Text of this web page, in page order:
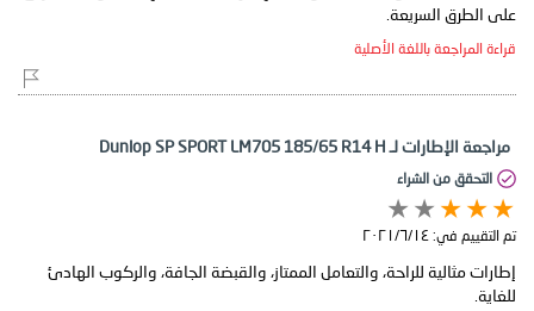
على الطرق السريعة.
قراءة المراجعة باللغة الأصلية
مراجعة الإطارات لـ Dunlop SP SPORT LM705 185/65 R14 H
التحقق من الشراء
تم التقييم في: ١٤‏/٦‏/٢٠٢١
إطارات مثالية للراحة، والتعامل الممتاز، والقبضة الجافة، والركوب الهادئ
للغاية.